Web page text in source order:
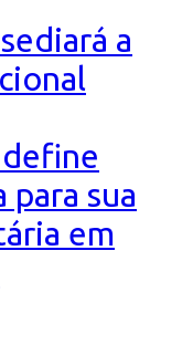
a
sua
em